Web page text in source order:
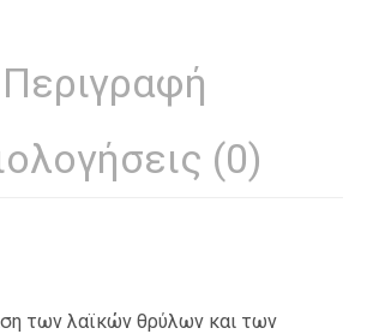
Περιγραφή
(0)
των λαϊκών θρύλων και των